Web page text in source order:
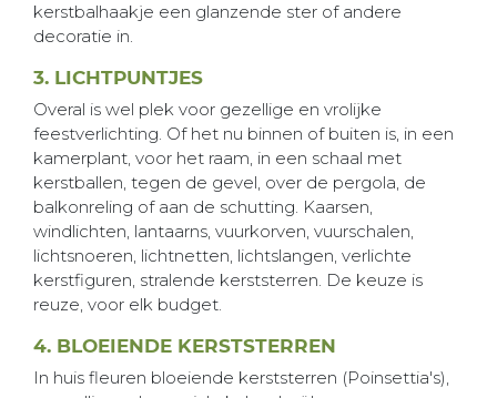
kerstbalhaakje een glanzende ster of andere
decoratie in.
3. LICHTPUNTJES
Overal is wel plek voor gezellige en vrolijke
feestverlichting. Of het nu binnen of buiten is, in een
kamerplant, voor het raam, in een schaal met
kerstballen, tegen de gevel, over de pergola, de
balkonreling of aan de schutting. Kaarsen,
windlichten, lantaarns, vuurkorven, vuurschalen,
lichtsnoeren, lichtnetten, lichtslangen, verlichte
kerstfiguren, stralende kerststerren. De keuze is
reuze, voor elk budget.
4. BLOEIENDE KERSTSTERREN
In huis fleuren bloeiende kerststerren (Poinsettia's),